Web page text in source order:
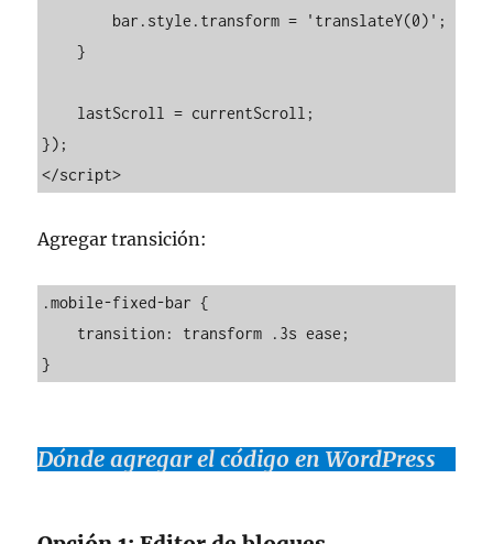
    }
});
</script>
Agregar transición:
.mobile-fixed-bar {
}
Dónde agregar el código en WordPress